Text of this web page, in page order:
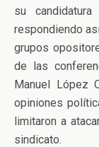
su
respondiendo
grupos
de las
Manuel López
opiniones
limitaron a
sindicato.